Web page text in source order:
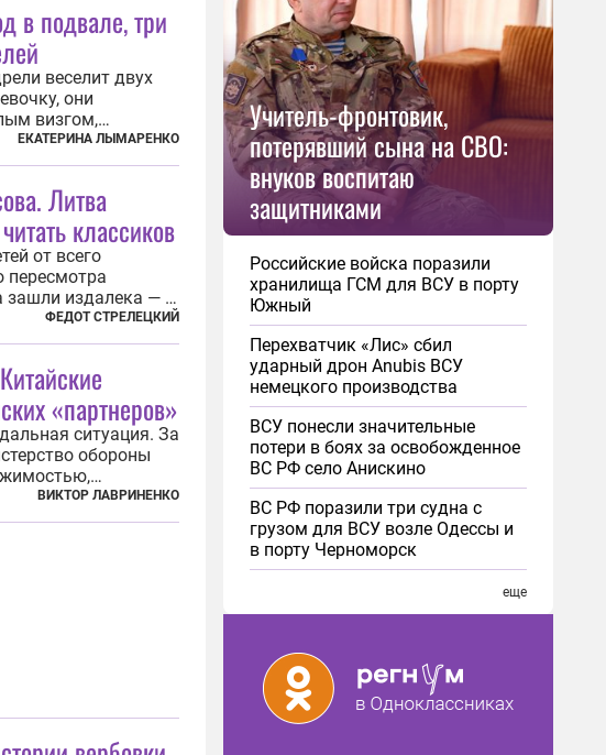
в подвале, три
веселит двух
они
визгом,
Она делает им
что она сердится
ЕКАТЕРИНА ЛЫМАРЕНКО
Литва
классиков
от всего
пересмотра
издалека — с
Глава
Синкявичюс
он это тем, что...
ФЕДОТ СТРЕЛЕЦКИЙ
«партнеров»
ситуация. За
обороны
с китайским
что они могли
ВИКТОР ЛАВРИНЕНКО
Учитель-фронтовик,
потерявший сына на СВО:
внуков воспитаю
защитниками
Российские войска поразили
хранилища ГСМ для ВСУ в порту
Южный
Перехватчик «Лис» сбил
ударный дрон Anubis ВСУ
немецкого производства
ВСУ понесли значительные
потери в боях за освобожденное
ВС РФ село Анискино
ВС РФ поразили три судна с
грузом для ВСУ возле Одессы и
в порту Черноморск
еще